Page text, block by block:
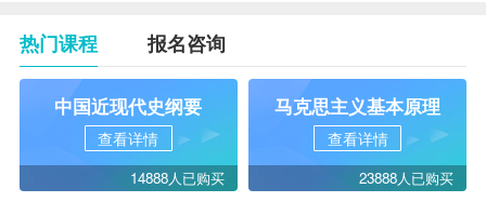
热门课程 报名咨询
中国近现代史纲要
查看详情
14888人已购买
马克思主义基本原理
查看详情
23888人已购买